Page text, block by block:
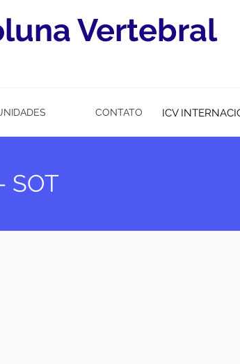
Vertebral
CONTATO ICV
SOT